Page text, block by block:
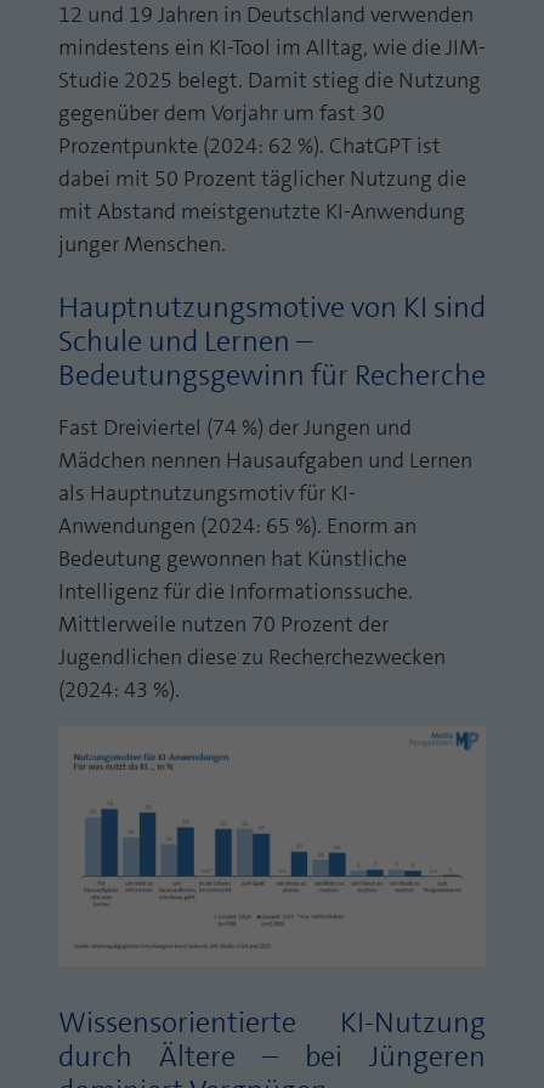
12 und 19 Jahren in Deutschland verwenden
mindestens ein KI-Tool im Alltag, wie die JIM-
Studie 2025 belegt. Damit stieg die Nutzung
gegenüber dem Vorjahr um fast 30
Prozentpunkte (2024: 62 %). ChatGPT ist
dabei mit 50 Prozent täglicher Nutzung die
mit Abstand meistgenutzte KI-Anwendung
junger Menschen.
Hauptnutzungsmotive von KI sind
Schule und Lernen –
Bedeutungsgewinn für Recherche
Fast Dreiviertel (74 %) der Jungen und
Mädchen nennen Hausaufgaben und Lernen
als Hauptnutzungsmotiv für KI-
Anwendungen (2024: 65 %). Enorm an
Bedeutung gewonnen hat Künstliche
Intelligenz für die Informationssuche.
Mittlerweile nutzen 70 Prozent der
Jugendlichen diese zu Recherchezwecken
(2024: 43 %).
Wissensorientierte KI-Nutzung
durch Ältere – bei Jüngeren
Zweck PHPs Standard Sitzungs Identifikation
Laufzeit 1 Jahr
Zweck
Cookie von AT INTERNET zur Steuerung der
erweiterten Script- und Ereignisbehandlung